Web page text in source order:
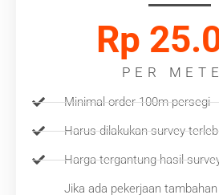
Rp
PER
Minimal order 100m persegi
Harus dilakukan survey
Harga tergantung hasil
Jika ada pekerjaan